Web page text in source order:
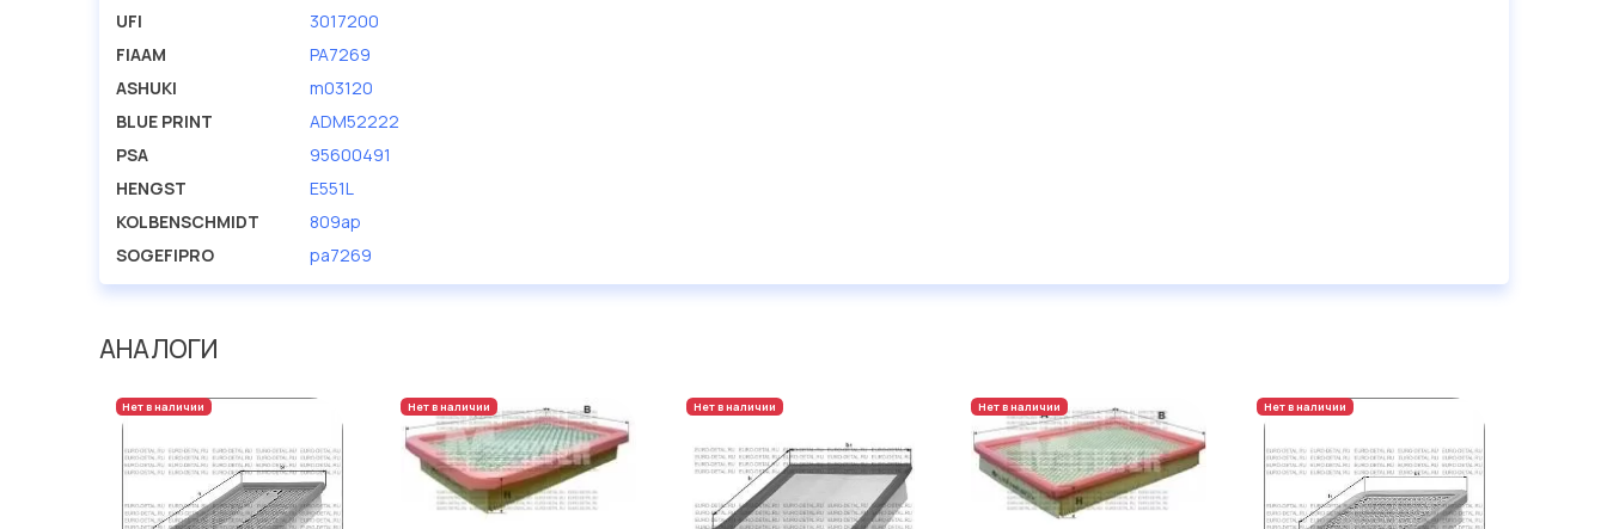
UFI
3017200
FIAAM
PA7269
ASHUKI
m03120
BLUE PRINT
ADM52222
PSA
95600491
HENGST
E551L
KOLBENSCHMIDT
809ap
SOGEFIPRO
pa7269
АНАЛОГИ
Нет в наличии Нет в наличии Нет в наличии Нет в наличии Нет в наличии